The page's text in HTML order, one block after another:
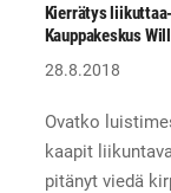
Kierrätys
Kauppakeskus
28.8.2018
Ovatko
kaapit
pitänyt viedä